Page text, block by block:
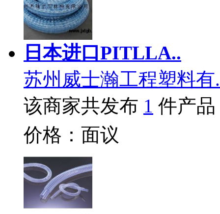
日本进口PITLLA..
苏州威士瀚工程塑料有
该商家共发布 1 件产品
价格：面议